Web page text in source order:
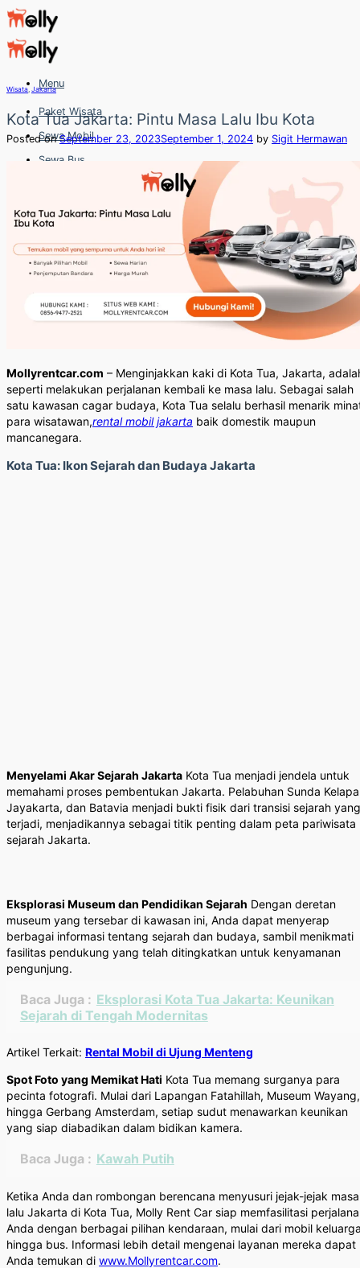
Skip
to
content
Menu
Paket Wisata
Sewa Mobil
Sewa Bus
Sewa Hiace
Hubungi
Wisata Jakarta
Kota Tua Jakarta: Pintu Masa Lalu Ibu Kota
Posted onSeptember 23, 2023September 1, 2024 by Sigit Hermawan
Mollyrentcar.com – Menginjakkan kaki di Kota Tua, Jakarta,
seperti melakukan perjalanan kembali ke masa lalu. Sebagai salah
satu kawasan cagar budaya, Kota Tua selalu berhasil menarik
para wisatawan,rental mobil jakarta baik domestik maupun
mancanegara.
Kota Tua: Ikon Sejarah dan Budaya Jakarta
Menyelami Akar Sejarah Jakarta Kota Tua menjadi jendela untuk
memahami proses pembentukan Jakarta. Pelabuhan Sunda
Jayakarta, dan Batavia menjadi bukti fisik dari transisi sejarah yang
terjadi, menjadikannya sebagai titik penting dalam peta pariwisata
sejarah Jakarta.
Eksplorasi Museum dan Pendidikan Sejarah Dengan deretan
museum yang tersebar di kawasan ini, Anda dapat menyerap
berbagai informasi tentang sejarah dan budaya, sambil menikmati
fasilitas pendukung yang telah ditingkatkan untuk kenyamanan
pengunjung.
Baca Juga : Eksplorasi Kota Tua Jakarta: Keunikan
Sejarah di Tengah Modernitas
Artikel Terkait: Rental Mobil di Ujung Menteng
Spot Foto yang Memikat Hati Kota Tua memang surganya para
pecinta fotografi. Mulai dari Lapangan Fatahillah, Museum Wayang,
hingga Gerbang Amsterdam, setiap sudut menawarkan keunikan
yang siap diabadikan dalam bidikan kamera.
Baca Juga : Kawah Putih
Ketika Anda dan rombongan berencana menyusuri jejak-jejak masa
lalu Jakarta di Kota Tua, Molly Rent Car siap memfasilitasi
Anda dengan berbagai pilihan kendaraan, mulai dari mobil
hingga bus. Informasi lebih detail mengenai layanan mereka dapat
Anda temukan di www.Mollyrentcar.com.